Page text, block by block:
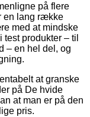
på flere
en lang række
med at mindske
produkter – til
– en hel del, og
at granske
på De hvide
at man er på den
pris.